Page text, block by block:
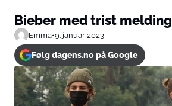
Bieber med trist melding
Emma•9. januar 2023
Følg dagens.no på Google